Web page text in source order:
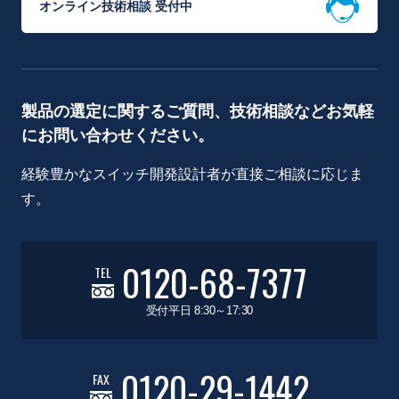
オンライン技術相談 受付中
製品の選定に関するご質問、技術相談などお気軽
にお問い合わせください。
経験豊かなスイッチ開発設計者が直接ご相談に応じま
す。
TEL 0120-68-7377
受付平日 8:30～17:30
FAX